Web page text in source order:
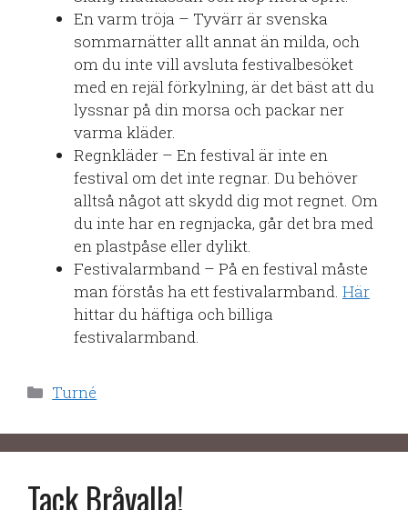
En varm tröja – Tyvärr är svenska
sommarnätter allt annat än milda, och
om du inte vill avsluta festivalbesöket
med en rejäl förkylning, är det bäst att du
lyssnar på din morsa och packar ner
varma kläder.
Regnkläder – En festival är inte en
festival om det inte regnar. Du behöver
alltså något att skydd dig mot regnet. Om
du inte har en regnjacka, går det bra med
en plastpåse eller dylikt.
Festivalarmband – På en festival måste
man förstås ha ett festivalarmband. Här
hittar du häftiga och billiga
festivalarmband.
Kategorier
Turné
Tack Bråvalla!